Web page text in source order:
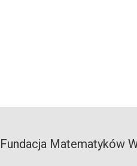
Fundacja Matematyków